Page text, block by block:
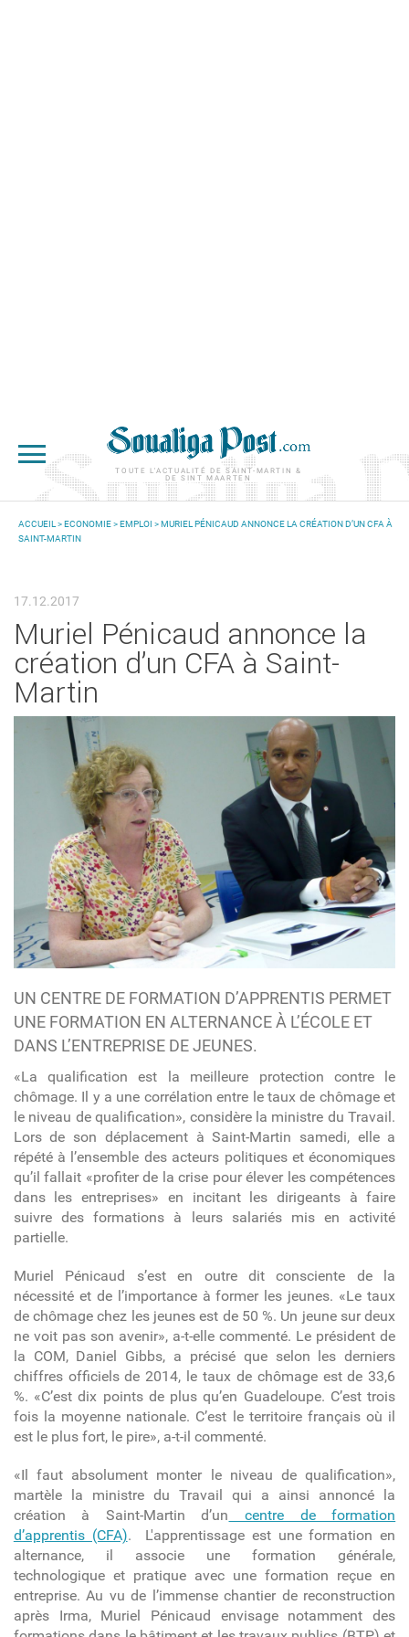
TOUTE L'ACTUALITÉ DE SAINT-MARTIN &
DE SINT MAARTEN
VOUS ÊTES ICI
ACCUEIL >ECONOMIE>EMPLOI > MURIEL PÉNICAUD ANNONCE LA CRÉATION D’UN CFA À
SAINT-MARTIN
17.12.2017
Muriel Pénicaud annonce la
création d’un CFA à Saint-
Martin
UN CENTRE DE FORMATION D’APPRENTIS PERMET
UNE FORMATION EN ALTERNANCE À L’ÉCOLE ET
DANS L’ENTREPRISE DE JEUNES.
«La qualification est la meilleure protection contre le
chômage. Il y a une corrélation entre le taux de chômage et
le niveau de qualification», considère la ministre du Travail.
Lors de son déplacement à Saint-Martin samedi, elle a
répété à l’ensemble des acteurs politiques et économiques
qu’il fallait «profiter de la crise pour élever les compétences
dans les entreprises» en incitant les dirigeants à faire
suivre des formations à leurs salariés mis en activité
partielle.
Muriel Pénicaud s’est en outre dit consciente de la
nécessité et de l’importance à former les jeunes. «Le taux
de chômage chez les jeunes est de 50 %. Un jeune sur deux
ne voit pas son avenir», a-t-elle commenté. Le président de
la COM, Daniel Gibbs, a précisé que selon les derniers
chiffres officiels de 2014, le taux de chômage est de 33,6
%. «C’est dix points de plus qu’en Guadeloupe. C’est trois
fois la moyenne nationale. C’est le territoire français où il
est le plus fort, le pire», a-t-il commenté.
«Il faut absolument monter le niveau de qualification»,
martèle la ministre du Travail qui a ainsi annoncé la
création à Saint-Martin d’un centre de formation
d’apprentis (CFA). L'apprentissage est une formation en
alternance, il associe une formation générale,
technologique et pratique avec une formation reçue en
entreprise.Au vu de l’immense chantier de reconstruction
après Irma, Muriel Pénicaud envisage notamment des